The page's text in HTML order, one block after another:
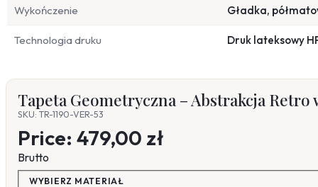
Wykończenie Gładka,
Technologia druku Druk lateksowy
Tapeta Geometryczna – Abstrakcja Retro
SKU: TR-1190-VER-53
Price: 479,00 zł
Brutto
WYBIERZ MATERIAŁ